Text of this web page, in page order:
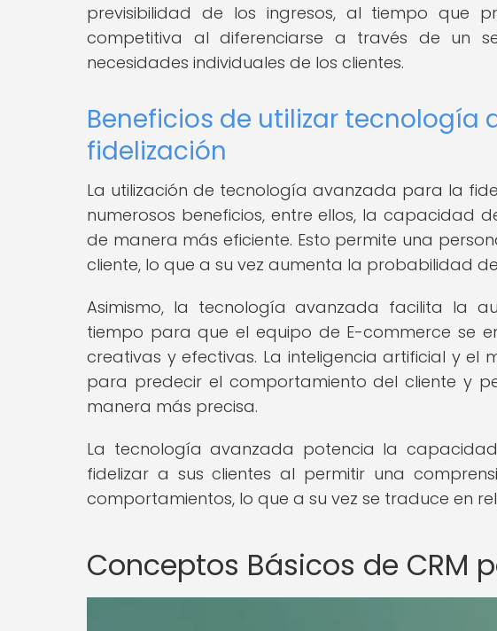
previsibilidad de los ingresos, al tiempo que
competitiva al diferenciarse a través de un
necesidades individuales de los clientes.
Beneficios de utilizar tecnología
fidelización
La utilización de tecnología avanzada para la
numerosos beneficios, entre ellos, la capacidad
de manera más eficiente. Esto permite una
cliente, lo que a su vez aumenta la probabilidad
Asimismo, la tecnología avanzada facilita la
tiempo para que el equipo de E-commerce se
creativas y efectivas. La inteligencia artificial y el
para predecir el comportamiento del cliente y
manera más precisa.
La tecnología avanzada potencia la
fidelizar a sus clientes al permitir una
comportamientos, lo que a su vez se traduce en
Conceptos Básicos de CRM